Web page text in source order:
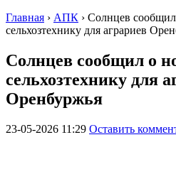
Главная › АПК › Солнцев
сельхозтехнику для аграриев
Солнцев сообщил о
сельхозтехнику для
Оренбуржья
23-05-2026 11:29 Оставить